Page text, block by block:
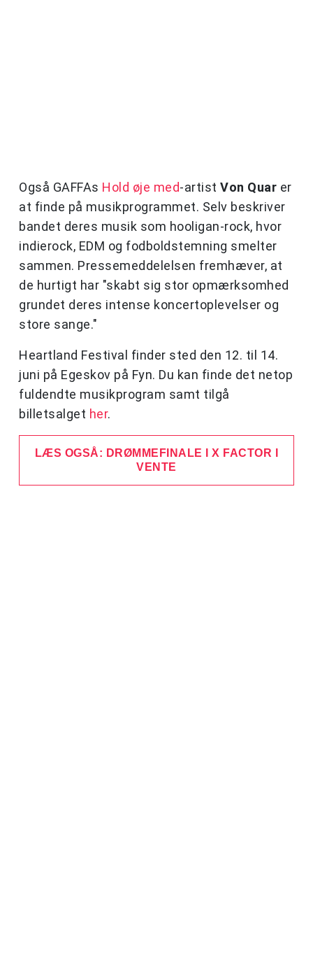
Også GAFFAs Hold øje med-artist Von Quar er
at finde på musikprogrammet. Selv beskriver
bandet deres musik som hooligan-rock, hvor
indierock, EDM og fodboldstemning smelter
sammen. Pressemeddelelsen fremhæver, at
de hurtigt har "skabt sig stor opmærksomhed
grundet deres intense koncertoplevelser og
store sange."
Heartland Festival finder sted den 12. til 14.
juni på Egeskov på Fyn. Du kan finde det netop
fuldendte musikprogram samt tilgå
billetsalget her.
LÆS OGSÅ: DRØMMEFINALE I X FACTOR I
VENTE